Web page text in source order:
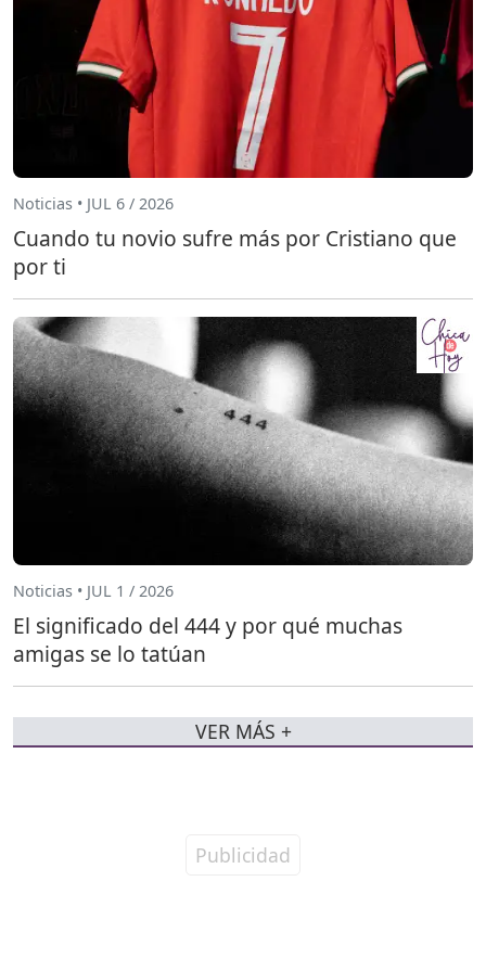
Noticias • JUL 6 / 2026
Cuando tu novio sufre más por Cristiano que
por ti
Noticias • JUL 1 / 2026
El significado del 444 y por qué muchas
amigas se lo tatúan
VER MÁS +